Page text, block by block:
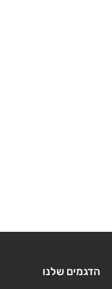
הדגמים שלנו